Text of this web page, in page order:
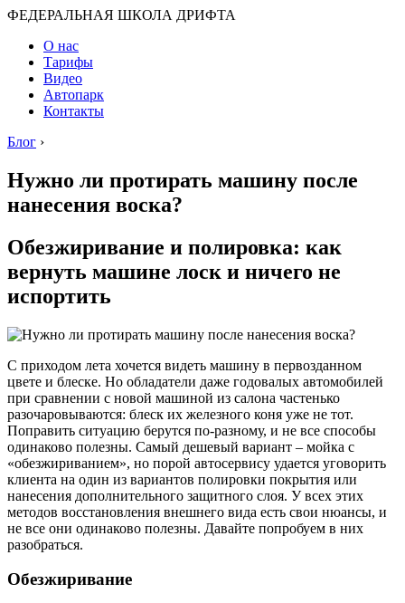
ФЕДЕРАЛЬНАЯ ШКОЛА ДРИФТА
О нас
Тарифы
Видео
Автопарк
Контакты
Блог ›
Нужно ли протирать машину после
нанесения воска?
Обезжиривание и полировка: как
вернуть машине лоск и ничего не
испортить
С приходом лета хочется видеть машину в первозданном
цвете и блеске. Но обладатели даже годовалых автомобилей
при сравнении с новой машиной из салона частенько
разочаровываются: блеск их железного коня уже не тот.
Поправить ситуацию берутся по-разному, и не все способы
одинаково полезны. Самый дешевый вариант – мойка с
«обезжириванием», но порой автосервису удается уговорить
клиента на один из вариантов полировки покрытия или
нанесения дополнительного защитного слоя. У всех этих
методов восстановления внешнего вида есть свои нюансы, и
не все они одинаково полезны. Давайте попробуем в них
разобраться.
Обезжиривание